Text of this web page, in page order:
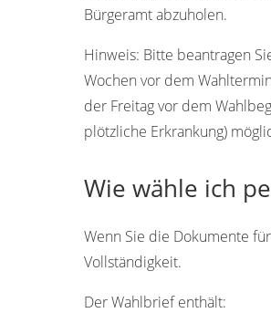
Bürgeramt abzuholen.
Hinweis: Bitte beantragen
Wochen vor dem
der Freitag vor dem
plötzliche Erkrankung)
Wie wähle ich
Wenn Sie die Dokumente
Vollständigkeit.
Der Wahlbrief enthält: